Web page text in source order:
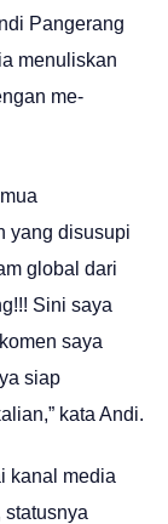
Pangerang
menuliskan
me-
yang disusupi
global dari
Sini saya
saya
siap
kata Andi.
kanal media